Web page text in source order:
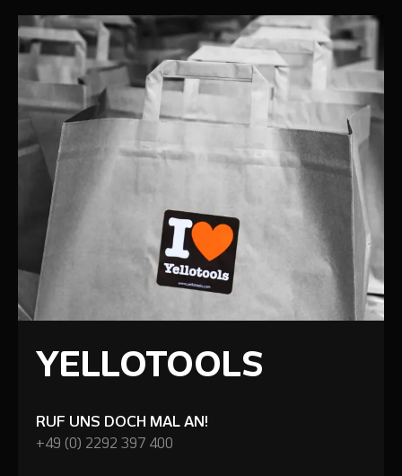
YELLOTOOLS
RUF UNS DOCH MAL AN!
+49 (0) 2292 397 400